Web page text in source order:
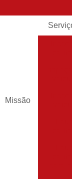
Missão